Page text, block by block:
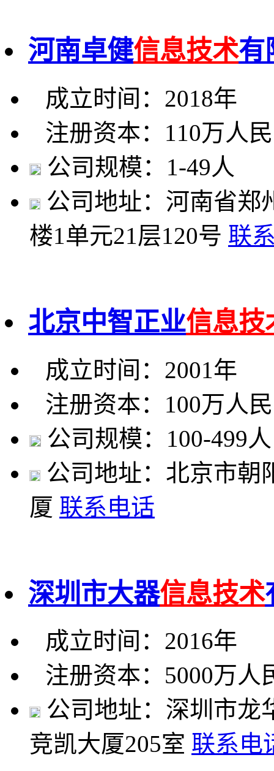
河南卓健信息技术有
成立时间：2018年
注册资本：110万人
公司规模：1-49人
公司地址：河南省郑
楼1单元21层120号 联
北京中智正业信息技
成立时间：2001年
注册资本：100万人
公司规模：100-499人
公司地址：北京市朝
厦 联系电话
深圳市大器信息技术
成立时间：2016年
注册资本：5000万人
公司地址：深圳市龙
竞凯大厦205室 联系电